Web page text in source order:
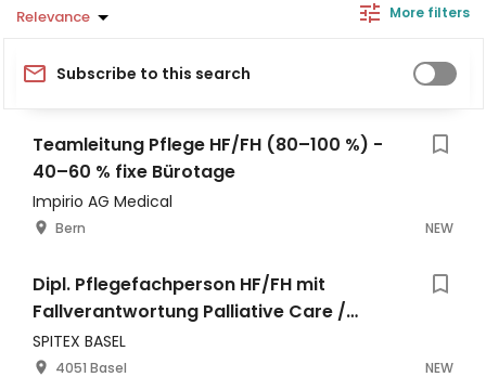
Relevance More filters
Subscribe to this search
Teamleitung Pflege HF/FH (80–100 %) -
40–60 % fixe Bürotage
Impirio AG Medical
Bern NEW
Dipl. Pflegefachperson HF/FH mit
Fallverantwortung Palliative Care /
Onkologie, 50 % oder nach Abspr
SPITEX BASEL
4051 Basel NEW